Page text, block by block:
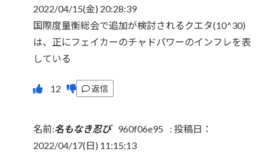
2022/04/15(金) 20:28:39
国際度量衡総会で追加が検討されるクエタ(10^30)
は、正にフェイカーのチャドパワーのインフレを表
している
返信
名前:名もなき忍び 960f06e95 : 投稿日：
2022/04/17(日) 11:15:13